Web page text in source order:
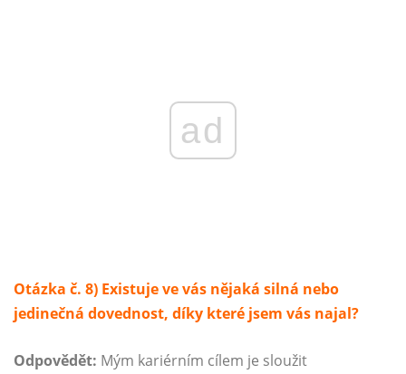
ad
Otázka č. 8) Existuje ve vás nějaká silná nebo
jedinečná dovednost, díky které jsem vás najal?
Odpovědět: Mým kariérním cílem je sloužit